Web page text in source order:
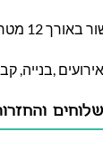
בתוך מבנים
,בנייה,